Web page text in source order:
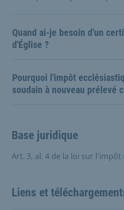
Quand ai-je besoin d'un
d'Église ?
Pourquoi l'impôt
soudain à nouveau prélevé
Base juridique
Art. 3, al. 4 de la loi sur l'impôt
Liens et